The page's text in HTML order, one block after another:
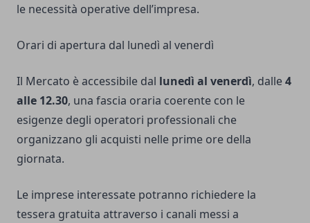
le necessità operative dell’impresa.
Orari di apertura dal lunedì al venerdì
Il Mercato è accessibile dal lunedì al venerdì, dalle4
alle 12.30, una fascia oraria coerente con le
esigenze degli operatori professionali che
organizzano gli acquisti nelle prime ore della
giornata.
Le imprese interessate potranno richiedere la
tessera gratuita attraverso i canali messi a